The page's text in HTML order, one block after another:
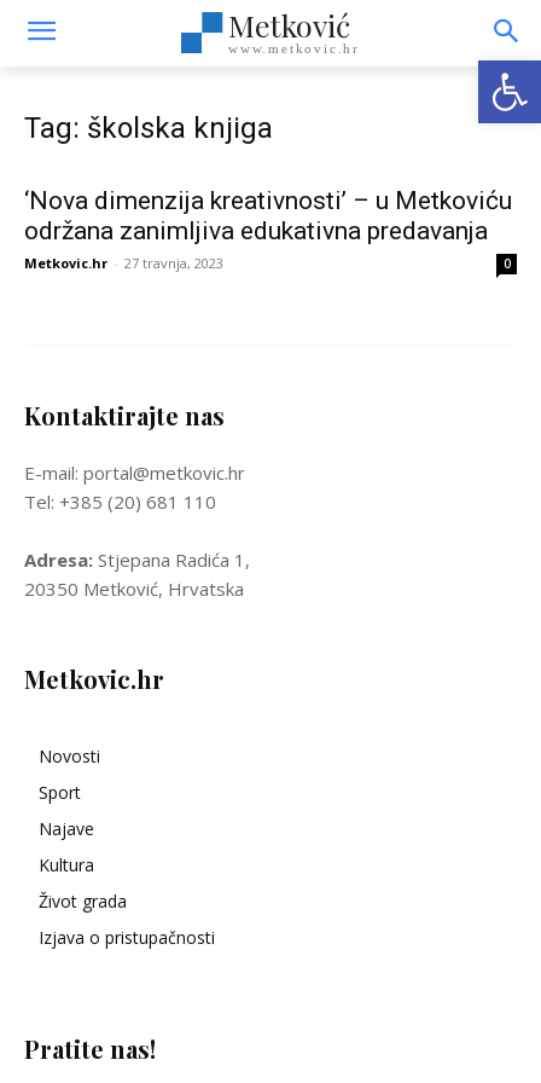
Metković
www.metkovic.hr
Tag: školska knjiga
‘Nova dimenzija kreativnosti’ – u Metkoviću
održana zanimljiva edukativna predavanja
Metkovic.hr - 27 travnja, 2023 0
Kontaktirajte nas
E-mail: portal@metkovic.hr
Tel: +385 (20) 681 110
Adresa: Stjepana Radića 1,
20350 Metković, Hrvatska
Metkovic.hr
Novosti
Sport
Najave
Kultura
Život grada
Izjava o pristupačnosti
Pratite nas!